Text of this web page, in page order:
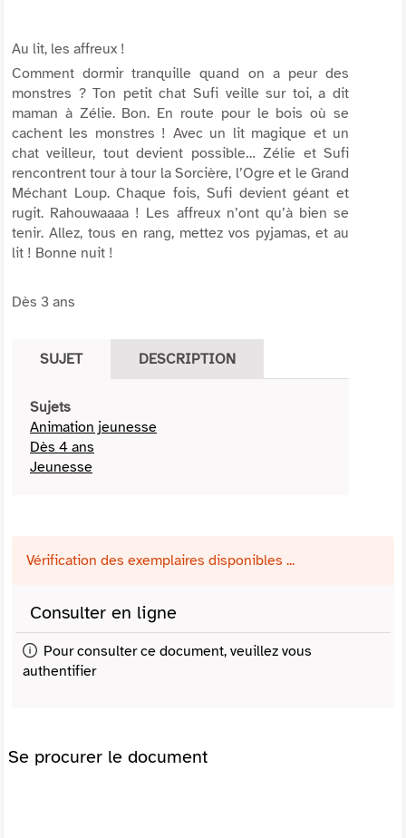
Au lit, les affreux !
Comment dormir tranquille quand on a peur des
monstres ? Ton petit chat Sufi veille sur toi, a dit
maman à Zélie. Bon. En route pour le bois où se
cachent les monstres ! Avec un lit magique et un
chat veilleur, tout devient possible… Zélie et Sufi
rencontrent tour à tour la Sorcière, l’Ogre et le Grand
Méchant Loup. Chaque fois, Sufi devient géant et
rugit. Rahouwaaaa ! Les affreux n’ont qu’à bien se
tenir. Allez, tous en rang, mettez vos pyjamas, et au
lit ! Bonne nuit !
Dès 3 ans
SUJET DESCRIPTION
Sujets
Animation jeunesse
Dès 4 ans
Jeunesse
Vérification des exemplaires disponibles ...
Consulter en ligne
Pour consulter ce document, veuillez vous
authentifier
Se procurer le document